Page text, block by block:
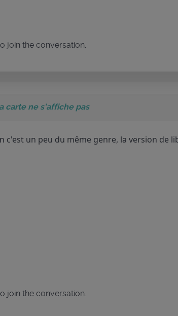
join the conversation.
carte ne s'affiche pas
c'est un peu du même genre, la version de
join the conversation.